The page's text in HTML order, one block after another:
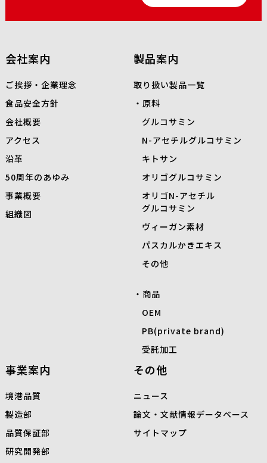
会社案内
ご挨拶・企業理念
食品安全方針
会社概要
アクセス
沿革
50周年のあゆみ
事業概要
組織図
製品案内
取り扱い製品一覧
原料
グルコサミン
N-アセチルグルコサミン
キトサン
オリゴグルコサミン
オリゴN-アセチル
グルコサミン
ヴィーガン素材
パスカルかきエキス
その他
商品
OEM
PB(private brand)
受託加工
事業案内
境港品質
製造部
品質保証部
研究開発部
その他
ニュース
論文・文献情報データベース
サイトマップ